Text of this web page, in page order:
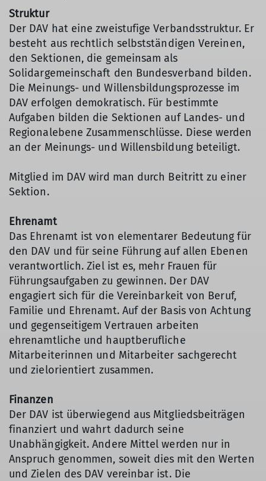
Struktur
Der DAV hat eine zweistufige Verbandsstruktur. Er
besteht aus rechtlich selbstständigen Vereinen,
den Sektionen, die gemeinsam als
Solidargemeinschaft den Bundesverband bilden.
Die Meinungs- und Willensbildungsprozesse im
DAV erfolgen demokratisch. Für bestimmte
Aufgaben bilden die Sektionen auf Landes- und
Regionalebene Zusammenschlüsse. Diese werden
an der Meinungs- und Willensbildung beteiligt.
Mitglied im DAV wird man durch Beitritt zu einer
Sektion.
Ehrenamt
Das Ehrenamt ist von elementarer Bedeutung für
den DAV und für seine Führung auf allen Ebenen
verantwortlich. Ziel ist es, mehr Frauen für
Führungsaufgaben zu gewinnen. Der DAV
engagiert sich für die Vereinbarkeit von Beruf,
Familie und Ehrenamt. Auf der Basis von Achtung
und gegenseitigem Vertrauen arbeiten
ehrenamtliche und hauptberufliche
Mitarbeiterinnen und Mitarbeiter sachgerecht
und zielorientiert zusammen.
Finanzen
Der DAV ist überwiegend aus Mitgliedsbeiträgen
finanziert und wahrt dadurch seine
Unabhängigkeit. Andere Mittel werden nur in
Anspruch genommen, soweit dies mit den Werten
und Zielen des DAV vereinbar ist. Die